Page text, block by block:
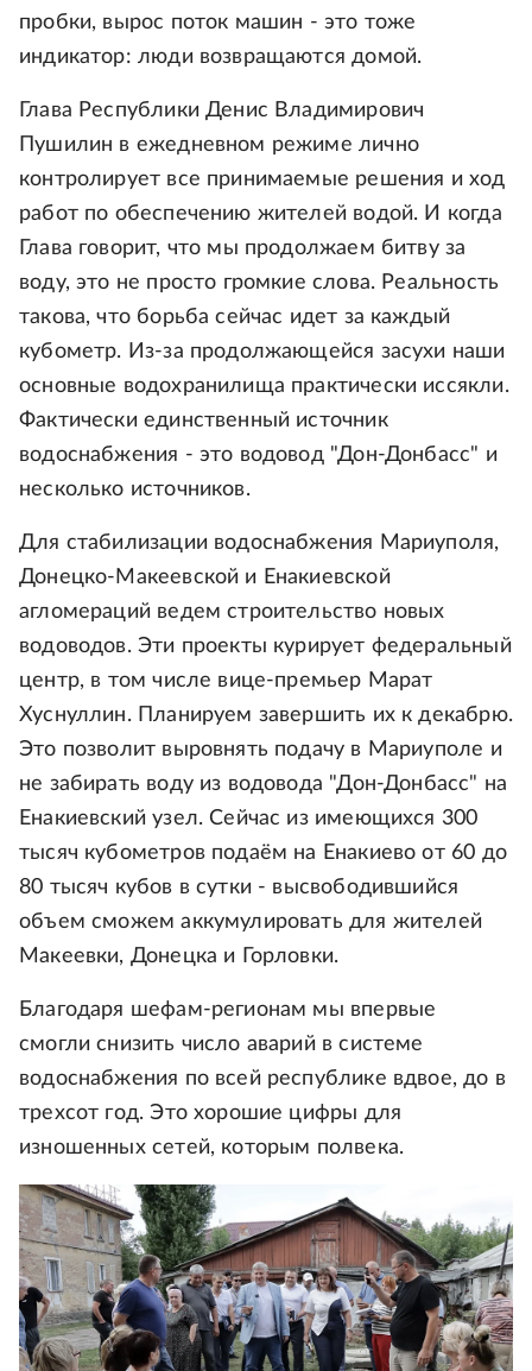
пробки, вырос поток машин - это тоже
индикатор: люди возвращаются домой.
Глава Республики Денис Владимирович
Пушилин в ежедневном режиме лично
контролирует все принимаемые решения и ход
работ по обеспечению жителей водой. И когда
Глава говорит, что мы продолжаем битву за
воду, это не просто громкие слова. Реальность
такова, что борьба сейчас идет за каждый
кубометр. Из-за продолжающейся засухи наши
основные водохранилища практически иссякли.
Фактически единственный источник
водоснабжения - это водовод "Дон-Донбасс" и
несколько источников.
Для стабилизации водоснабжения Мариуполя,
Донецко-Макеевской и Енакиевской
агломераций ведем строительство новых
водоводов. Эти проекты курирует федеральный
центр, в том числе вице-премьер Марат
Хуснуллин. Планируем завершить их к декабрю.
Это позволит выровнять подачу в Мариуполе и
не забирать воду из водовода "Дон-Донбасс" на
Енакиевский узел. Сейчас из имеющихся 300
тысяч кубометров подаём на Енакиево от 60 до
80 тысяч кубов в сутки - высвободившийся
объем сможем аккумулировать для жителей
Макеевки, Донецка и Горловки.
Благодаря шефам-регионам мы впервые
смогли снизить число аварий в системе
водоснабжения по всей республике вдвое, до в
трехсот год. Это хорошие цифры для
изношенных сетей, которым полвека.